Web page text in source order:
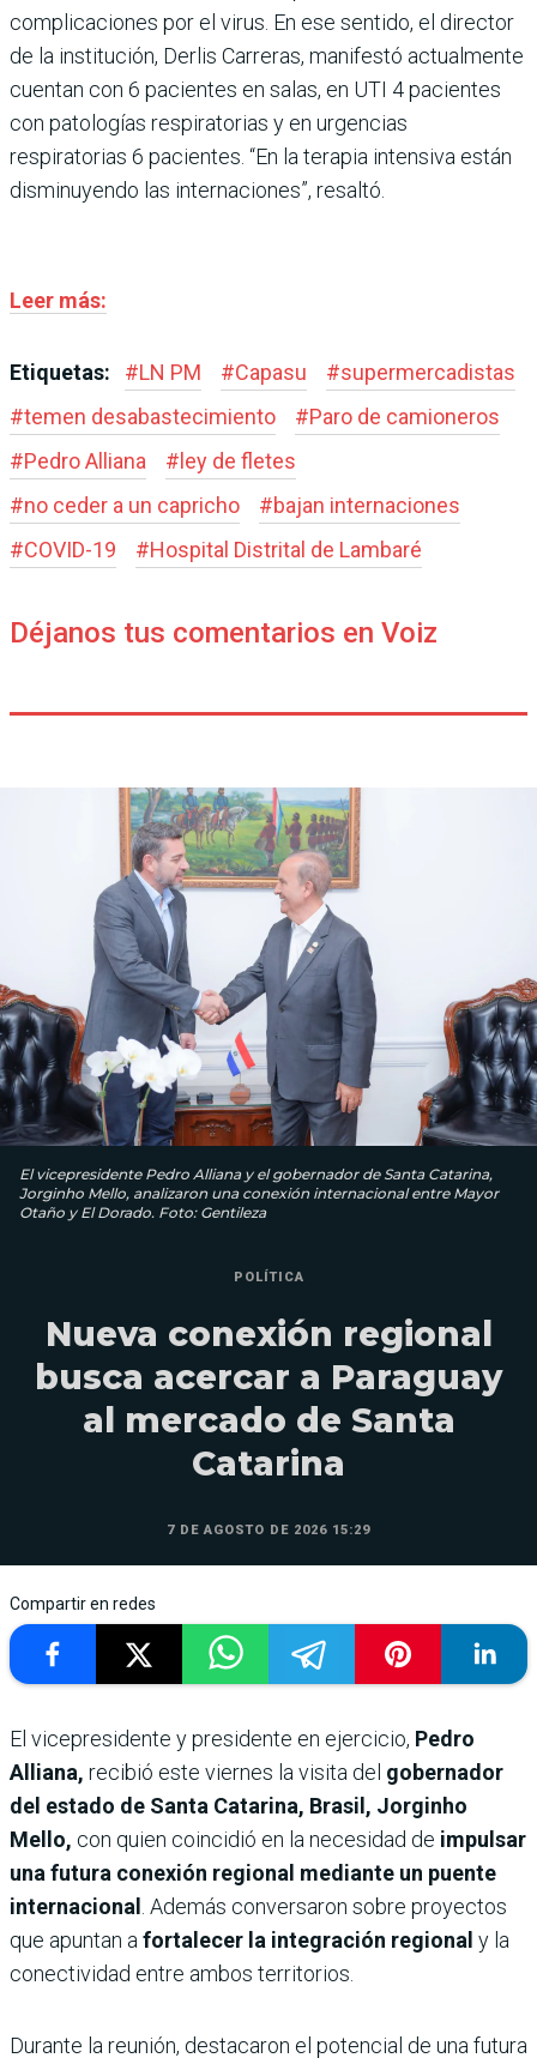
complicaciones por el virus. En ese sentido, el director
de la institución, Derlis Carreras, manifestó actualmente
cuentan con 6 pacientes en salas, en UTI 4 pacientes
con patologías respiratorias y en urgencias
respiratorias 6 pacientes. “En la terapia intensiva están
disminuyendo las internaciones”, resaltó.
Leer más:
Etiquetas: #LN PM #Capasu #supermercadistas
#temen desabastecimiento #Paro de camioneros
#Pedro Alliana # ley de fletes
#no ceder a un capricho #bajan internaciones
#COVID-19 #Hospital Distrital de Lambaré
Déjanos tus comentarios en Voiz
El vicepresidente Pedro Alliana y el gobernador de Santa Catarina,
Jorginho Mello, analizaron una conexión internacional entre Mayor
Otaño y El Dorado. Foto: Gentileza
POLÍTICA
Nueva conexión regional
busca acercar a Paraguay
al mercado de Santa
Catarina
7 DE AGOSTO DE 2026 15:29
Compartir en redes
El vicepresidente y presidente en ejercicio, Pedro
Alliana, recibió este viernes la visita del gobernador
del estado de Santa Catarina, Brasil, Jorginho
Mello, con quien coincidió en la necesidad de impulsar
una futura conexión regional mediante un puente
internacional . Además conversaron sobre proyectos
que apuntan a fortalecer la integración regional y la
conectividad entre ambos territorios.
Durante la reunión, destacaron el potencial de una futura